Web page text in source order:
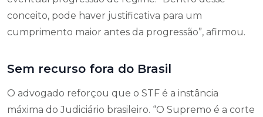
conceito, pode haver justificativa para um
cumprimento maior antes da progressão”, afirmou.
Sem recurso fora do Brasil
O advogado reforçou que o STF é a instância
máxima do Judiciário brasileiro. “O Supremo é a corte